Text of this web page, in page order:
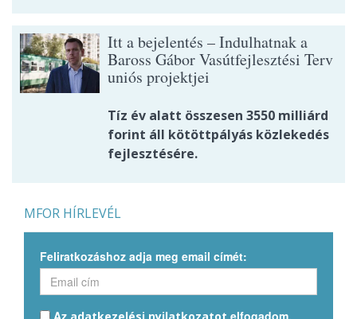
Itt a bejelentés – Indulhatnak a
Baross Gábor Vasútfejlesztési Terv
uniós projektjei
Tíz év alatt összesen 3550 milliárd
forint áll kötöttpályás közlekedés
fejlesztésére.
MFOR HÍRLEVÉL
Feliratkozáshoz adja meg email címét: